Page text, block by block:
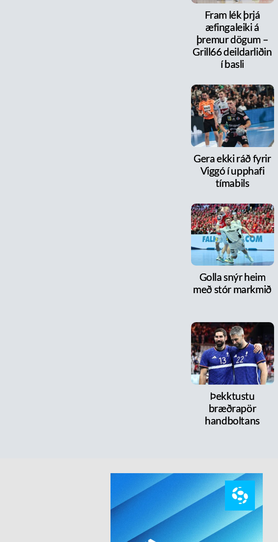
Fram lék þrjá
æfingaleiki á
þremur dögum –
Grill66 deildarliðin
í basli
Gera ekki ráð fyrir
Viggó í upphafi
tímabils
Golla snýr heim
með stór markmið
Þekktustu
bræðrapör
handboltans